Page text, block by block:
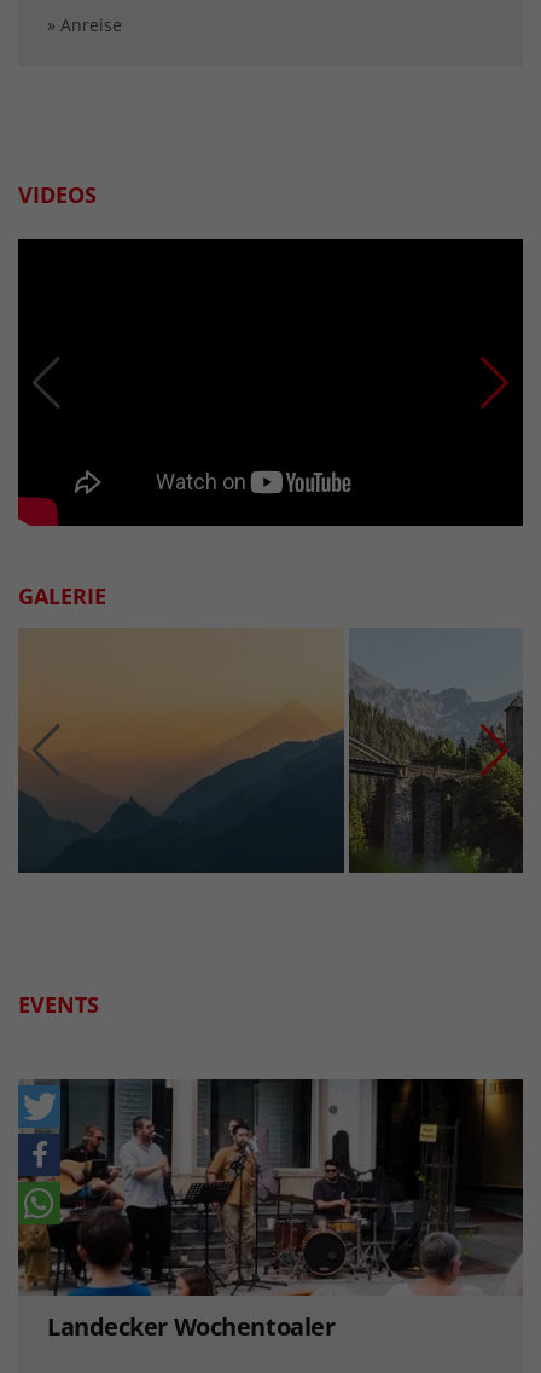
» Anreise
VIDEOS
GALERIE
EVENTS
Landecker Wochentoaler